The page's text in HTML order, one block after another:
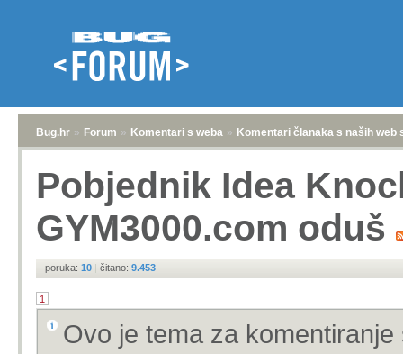
Bug.hr » Forum » Komentari s weba » Komentari članaka s naših web
Pobjednik Idea
GYM3000.com oduš
poruka: 10 | čitano: 9.453
1
Ovo je tema za